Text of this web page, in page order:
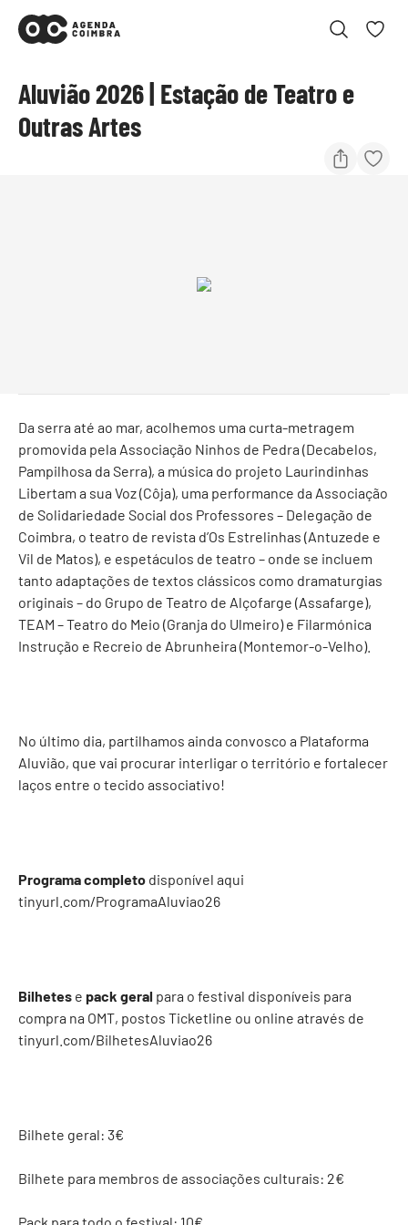
Aluvião 2026 | Estação de Teatro e
Outras Artes
Da serra até ao mar, acolhemos uma curta-metragem
promovida pela Associação Ninhos de Pedra (Decabelos,
Pampilhosa da Serra), a música do projeto Laurindinhas
Libertam a sua Voz (Côja), uma performance da Associação
de Solidariedade Social dos Professores – Delegação de
Coimbra, o teatro de revista d’Os Estrelinhas (Antuzede e
Vil de Matos), e espetáculos de teatro – onde se incluem
tanto adaptações de textos clássicos como dramaturgias
originais – do Grupo de Teatro de Alçofarge (Assafarge),
TEAM – Teatro do Meio (Granja do Ulmeiro) e Filarmónica
Instrução e Recreio de Abrunheira (Montemor-o-Velho).
No último dia, partilhamos ainda convosco a Plataforma
Aluvião, que vai procurar interligar o território e fortalecer
laços entre o tecido associativo!
Programa completo disponível aqui
tinyurl.com/ProgramaAluviao26
Bilhetes e pack geral para o festival disponíveis para
compra na OMT, postos Ticketline ou online através de
tinyurl.com/BilhetesAluviao26
Bilhete geral: 3€
Bilhete para membros de associações culturais: 2€